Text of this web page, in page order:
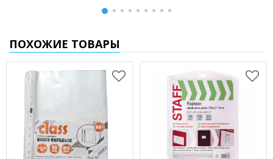
ПОХОЖИЕ ТОВАРЫ